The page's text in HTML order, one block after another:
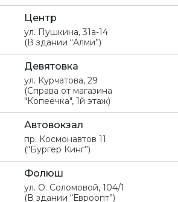
Центр
ул. Пушкина, 31а-14
(В здании “Алми”)
Девятовка
ул. Курчатова, 29
(Справа от магазина
"Копеечка", 1й этаж)
Автовокзал
пр. Космонавтов 11
(“Бургер Кинг”)
Фолюш
ул. О. Соломовой, 104/1
(В здании “Евроопт”)